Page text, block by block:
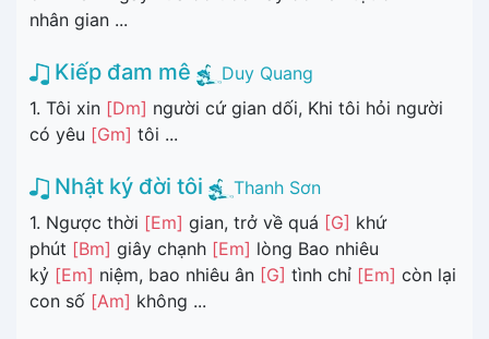
nhân gian ...
Kiếp đam mê
Duy Quang
1. Tôi xin [Dm] người cứ gian dối, Khi tôi hỏi người
có yêu [Gm] tôi ...
Nhật ký đời tôi
Thanh Sơn
1. Ngược thời [Em] gian, trở về quá [G] khứ
phút [Bm] giây chạnh [Em] lòng Bao nhiêu
kỷ [Em] niệm, bao nhiêu ân [G] tình chỉ [Em] còn lại
con số [Am] không ...